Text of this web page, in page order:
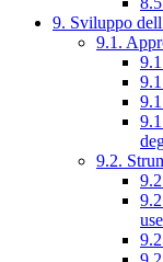
9. Sviluppo
9.1.
9.2.
use